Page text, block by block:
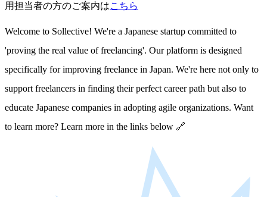
用担当者の方のご案内はこちら
Welcome to Sollective! We're a Japanese startup committed to
'proving the real value of freelancing'. Our platform is designed
specifically for improving freelance in Japan. We're here not only to
support freelancers in finding their perfect career path but also to
educate Japanese companies in adopting agile organizations. Want
to learn more? Learn more in the links below 🔗